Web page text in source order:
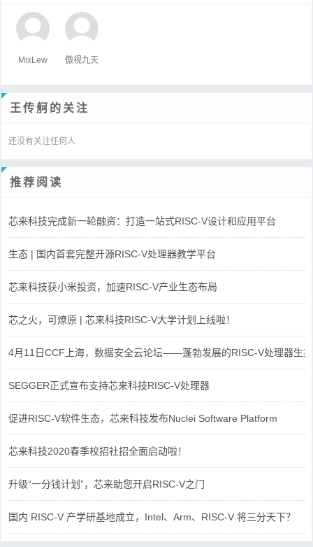
MixLew 傲视九天
王传舸的关注
还没有关注任何人
推荐阅读
芯来科技完成新一轮融资：打造一站式RISC-V设计和应用平台
生态 | 国内首套完整开源RISC-V处理器教学平台
芯来科技获小米投资，加速RISC-V产业生态布局
芯之火，可燎原 | 芯来科技RISC-V大学计划上线啦！
4月11日CCF上海，数据安全云论坛——蓬勃发展的RISC-V处理器生态
SEGGER正式宣布支持芯来科技RISC-V处理器
促进RISC-V软件生态，芯来科技发布Nuclei Software Platform
芯来科技2020春季校招社招全面启动啦！
升级“一分钱计划”，芯来助您开启RISC-V之门
国内 RISC-V 产学研基地成立，Intel、Arm、RISC-V 将三分天下？